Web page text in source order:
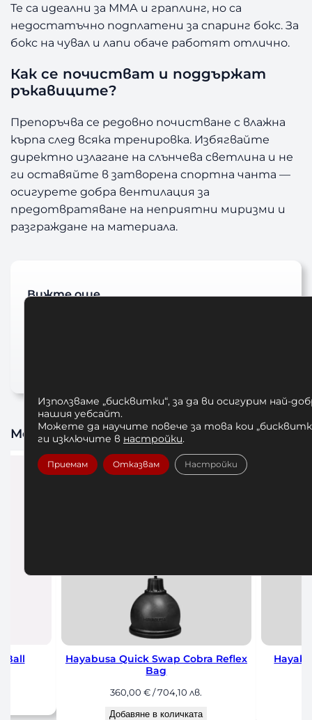
Те са идеални за ММА и граплинг, но са
недостатъчно подплатени за спаринг бокс. За
бокс на чувал и лапи обаче работят отлично.
Как се почистват и поддържат
ръкавиците?
Препоръчва се редовно почистване с влажна
кърпа след всяка тренировка. Избягвайте
директно излагане на слънчева светлина и не
ги оставяйте в затворена спортна чанта —
осигурете добра вентилация за
предотвратяване на неприятни миризми и
разграждане на материала.
Вижте още…
Може да харесате също
Hayabusa Quick Swap Precision
Reflex Bag
350,00€/ 684,54 лв.
Добавяне в количката
Бинтове
Използваме „бисквитки“, за да ви осигурим най-
нашия уебсайт.
Можете да научите повече за това кои
ги изключите в настройки.
Приемам Отказвам Настройки